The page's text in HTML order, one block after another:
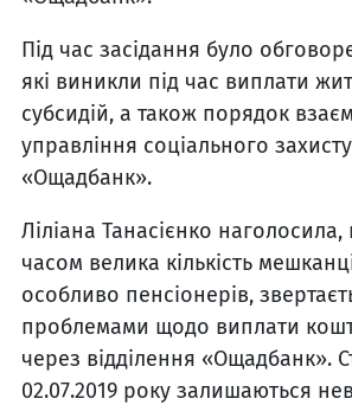
Під час засідання було
які виникли під час виплати
субсидій, а також порядок
управління соціального
«Ощадбанк».
Ліліана Танасієнко
часом велика кількість
особливо пенсіонерів,
проблемами щодо виплати
через відділення «Ощадбанк».
02.07.2019 року залишаються